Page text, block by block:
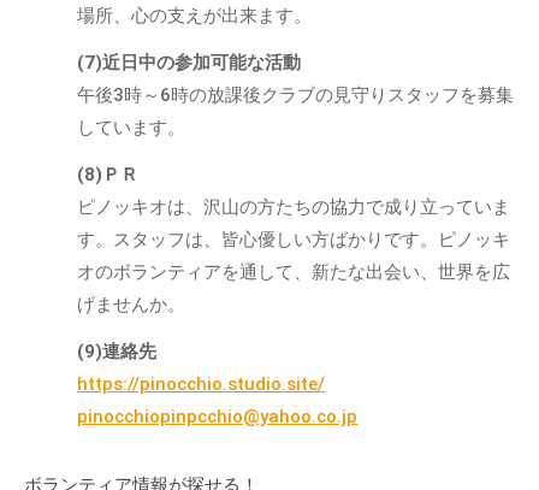
場所、心の支えが出来ます。
(7)近日中の参加可能な活動
午後3時～6時の放課後クラブの見守りスタッフを募集
しています。
(8)ＰＲ
ピノッキオは、沢山の方たちの協力で成り立っていま
す。スタッフは、皆心優しい方ばかりです。ピノッキ
オのボランティアを通して、新たな出会い、世界を広
げませんか。
(9)連絡先
https://pinocchio.studio.site/
pinocchiopinpcchio@yahoo.co.jp
ボランティア情報が探せる！